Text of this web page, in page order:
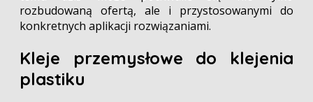
rozbudowaną ofertą, ale i przystosowanymi do
konkretnych aplikacji rozwiązaniami.
Kleje przemysłowe do klejenia
plastiku